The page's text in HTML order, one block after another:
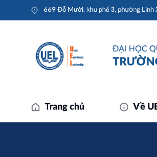
669 Đỗ Mười, khu phố 3, phường Linh
Trang chủ Về